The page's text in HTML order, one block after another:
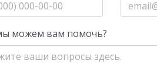
можем вам помочь?